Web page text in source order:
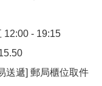
12:00 - 19:15
送遞] 郵局櫃位取件